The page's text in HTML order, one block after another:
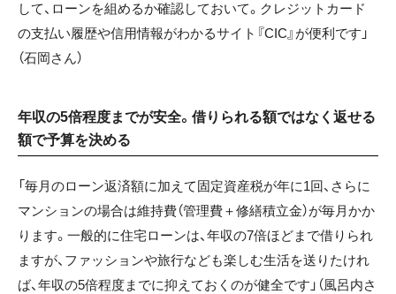
して、ローンを組めるか確認しておいて。クレジットカード
の支払い履歴や信用情報がわかるサイト『CIC』が便利です」
（石岡さん）
年収の5倍程度までが安全。借りられる額ではなく返せる
額で予算を決める
「毎月のローン返済額に加えて固定資産税が年に1回、さらに
マンションの場合は維持費（管理費＋修繕積立金）が毎月かか
ります。一般的に住宅ローンは、年収の7倍ほどまで借りられ
ますが、ファッションや旅行なども楽しむ生活を送りたけれ
ば、年収の5倍程度までに抑えておくのが健全です」（風呂内さ